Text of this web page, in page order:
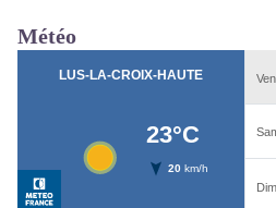
Météo